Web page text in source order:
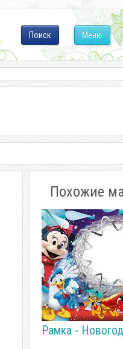
Меню
Поиск
Похожие
Рамка -